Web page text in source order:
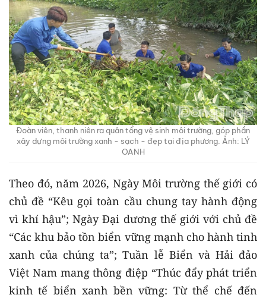
Đoàn viên, thanh niên ra quân tổng vệ sinh môi trường, góp phần
xây dựng môi trường xanh - sạch - đẹp tại địa phương. Ảnh: LÝ
OANH
Theo đó, năm 2026, Ngày Môi trường thế giới có
chủ đề “Kêu gọi toàn cầu chung tay hành động
vì khí hậu”; Ngày Đại dương thế giới với chủ đề
“Các khu bảo tồn biển vững mạnh cho hành tinh
xanh của chúng ta”; Tuần lễ Biển và Hải đảo
Việt Nam mang thông điệp “Thúc đẩy phát triển
kinh tế biển xanh bền vững: Từ thể chế đến